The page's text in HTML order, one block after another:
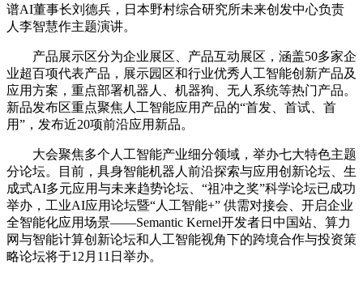
谱AI董事长刘德兵，日本野村综合研究所未来创发中心负责
人李智慧作主题演讲。
产品展示区分为企业展区、产品互动展区，涵盖50多家企
业超百项代表产品，展示园区和行业优秀人工智能创新产品及
应用方案，重点部署机器人、机器狗、无人系统等热门产品。
新品发布区重点聚焦人工智能应用产品的“首发、首试、首
用”，发布近20项前沿应用新品。
大会聚焦多个人工智能产业细分领域，举办七大特色主题
分论坛。目前，具身智能机器人前沿探索与应用创新论坛、生
成式AI多元应用与未来趋势论坛、“祖冲之奖”科学论坛已成功
举办，工业AI应用论坛暨“人工智能+” 供需对接会、开启企业
全智能化应用场景——Semantic Kernel开发者日中国站、算力
网与智能计算创新论坛和人工智能视角下的跨境合作与投资策
略论坛将于12月11日举办。